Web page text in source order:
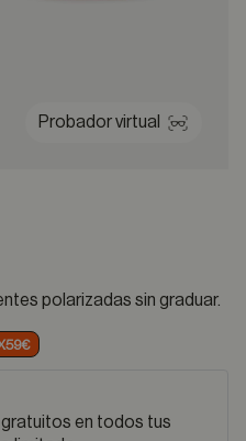
Probador virtual
polarizadas sin graduar.
gratuitos en todos tus